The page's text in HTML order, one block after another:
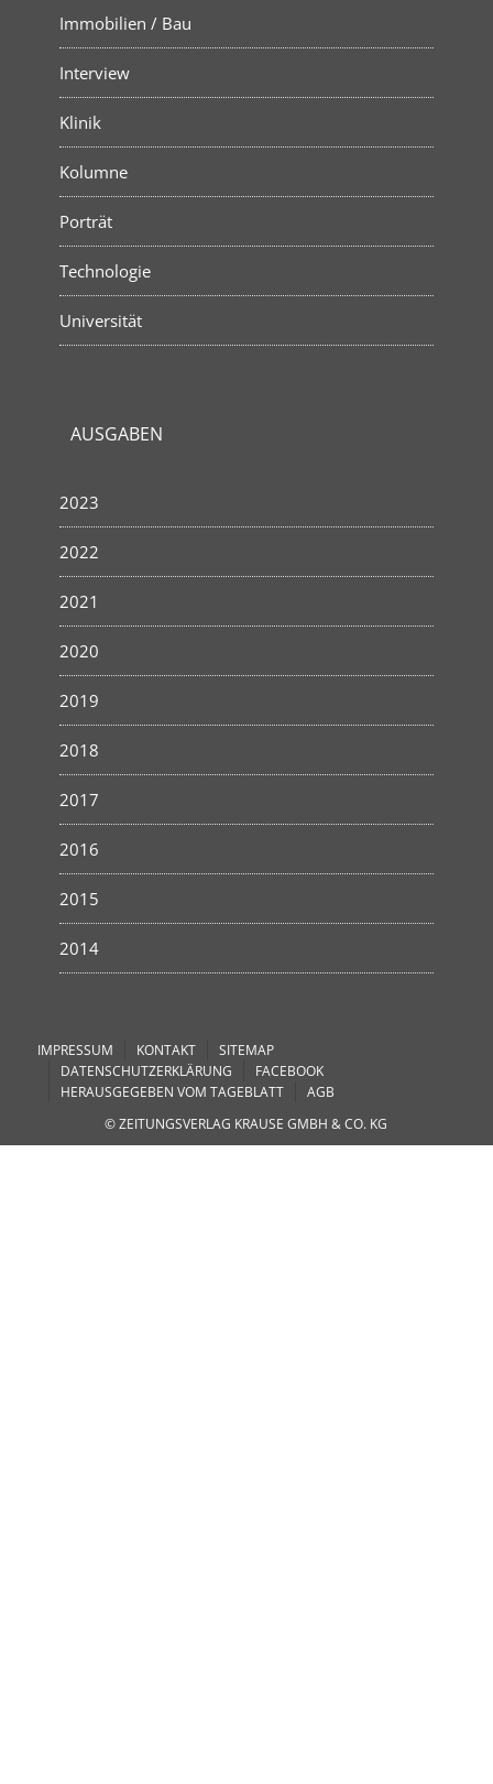
Immobilien / Bau
Interview
Klinik
Kolumne
Porträt
Technologie
Universität
AUSGABEN
2023
2022
2021
2020
2019
2018
2017
2016
2015
2014
IMPRESSUM KONTAKT
SITEMAP
DATENSCHUTZERKLÄRUNG
FACEBOOK
HERAUSGEGEBEN VOM TAGEBLATT
AGB
© ZEITUNGSVERLAG KRAUSE GMBH & CO. KG